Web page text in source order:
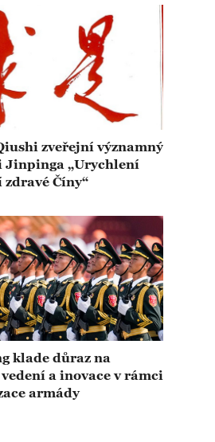
zveřejní významný
Jinpinga „Urychlení
Číny“
klade důraz na
a inovace v rámci
armády